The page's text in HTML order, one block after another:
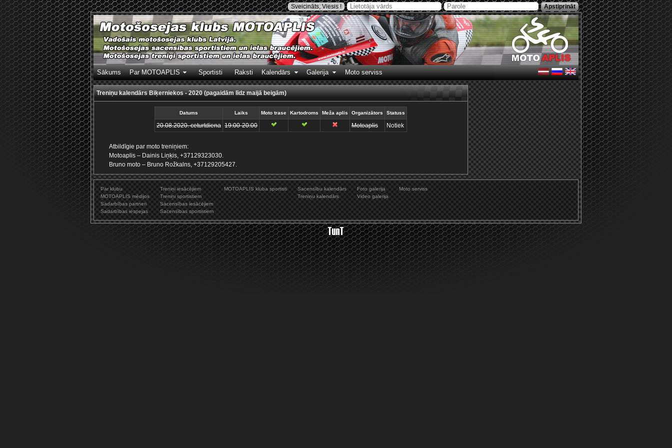
Sveicināts, Viesis !
Sākums Par MOTOAPLIS Sportisti Raksti Kalendārs Galerija Moto serviss
Treniņu kalendārs Biķerniekos - 2020 (pagaidām līdz maijā beigām)
Datums Laiks Moto trase Kartodroms Meža aplis Organizātors Statuss
20.08.2020. ceturtdiena 19:00-20:00 Motoaplis Notiek
Atbildīgie par moto treniņiem:
Motoaplis – Dainis Liņķis, +37129323030.
Bruno moto – Bruno Rožkalns, +37129205427.
Par klubu
MOTOAPLIS mēdijos
Sadarbības partneri
Sadarbības iespejas
Treniņi iesācējiem
Treniņi sportistiem
Sacensības iesācējiem
Sacensības sportistiem
MOTOAPLIS kluba sportisti
Sacensību kalendārs
Treniņu kalendārs
Foto galerija
Video galerija
Moto serviss